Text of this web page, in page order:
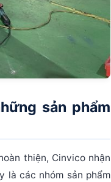
sản phẩm
thiện, Cinvico nhận
là các nhóm sản phẩm